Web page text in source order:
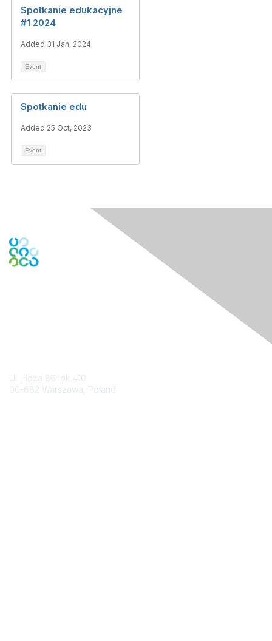
Spotkanie edukacyjne
#1 2024
Added 31 Jan, 2024
Event
Spotkanie edu
Added 25 Oct, 2023
Event
Ul. Hoża 86 lok.410
00-682 Warszawa, Poland